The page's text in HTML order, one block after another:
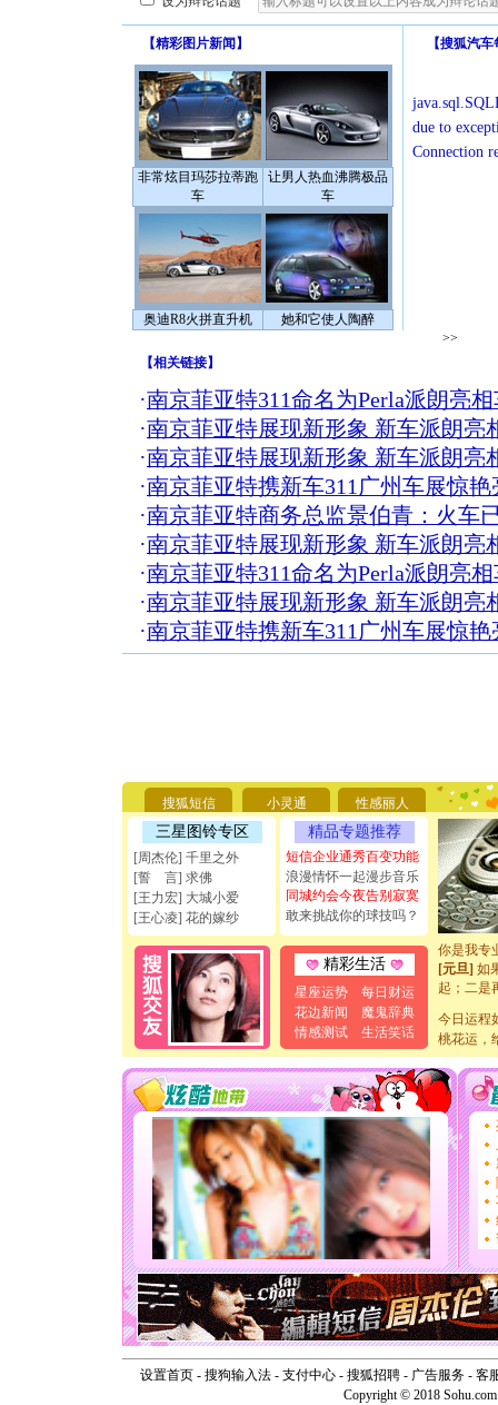
【精彩图片新闻 】
非常炫目玛莎拉蒂跑
车
让男人热血沸腾极品
车
奥迪R8火拼直升机 她和它使人陶醉
【搜狐汽车
due to
Connection
>>
【相关链接】
·南京菲亚特311命名为Perla派朗亮
·南京菲亚特展现新形象 新车派朗亮
·南京菲亚特展现新形象 新车派朗亮
·南京菲亚特携新车311广州车展惊艳
·南京菲亚特商务总监景伯青：火车
·南京菲亚特展现新形象 新车派朗亮
·南京菲亚特311命名为Perla派朗亮
·南京菲亚特展现新形象 新车派朗亮
·南京菲亚特携新车311广州车展惊艳
搜狐短信 小灵通 性感丽人
三星图铃专区
[周杰伦] 千里之外
[誓 言] 求佛
[王力宏] 大城小爱
[王心凌] 花的嫁纱
精品专题推荐
短信企业通秀百变功能
浪漫情怀一起漫步音乐
同城约会今夜告别寂寞
敢来挑战你的球技吗？
精彩生活
星座运势
每日财运
花边新闻
魔鬼辞典
情感测试
生活笑话
要平安！
[圣诞节]
能正大光
天都要快
[圣诞节]
如意,快
[元旦]看
断电。爱
你是我专
[元旦] 如
起；二是
离。水晶
[元旦]当
泣，这痛
卖了。水
[春节]风
颜！冬
道一声平
[春节]
传
片叶子
送你一
[圣诞节]
你太多
要平安
[圣诞节]
能正大
天都要快
[圣诞节]
如意,快
[元旦]看
断电。爱
你是我专
[元旦]如
今日运程
桃花运，
设置首页- 搜狗输入法- 支付中心- 搜狐招聘- 广告服务- 客
Copyright © 2018